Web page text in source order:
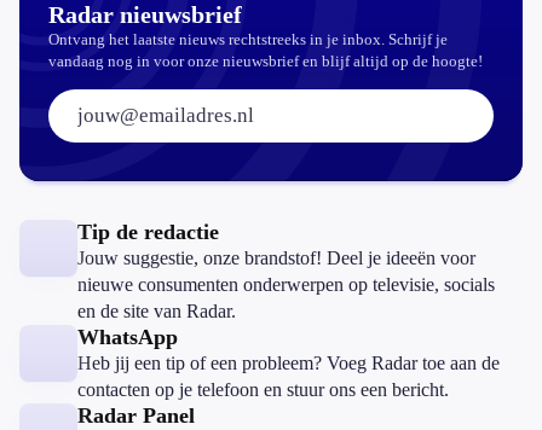
Radar nieuwsbrief
Ontvang het laatste nieuws rechtstreeks in je inbox. Schrijf je
vandaag nog in voor onze nieuwsbrief en blijf altijd op de hoogte!
E-mailadres:
Tip de redactie
Jouw suggestie, onze brandstof! Deel je ideeën voor
nieuwe consumenten onderwerpen op televisie, socials
en de site van Radar.
WhatsApp
Heb jij een tip of een probleem? Voeg Radar toe aan de
contacten op je telefoon en stuur ons een bericht.
Radar Panel